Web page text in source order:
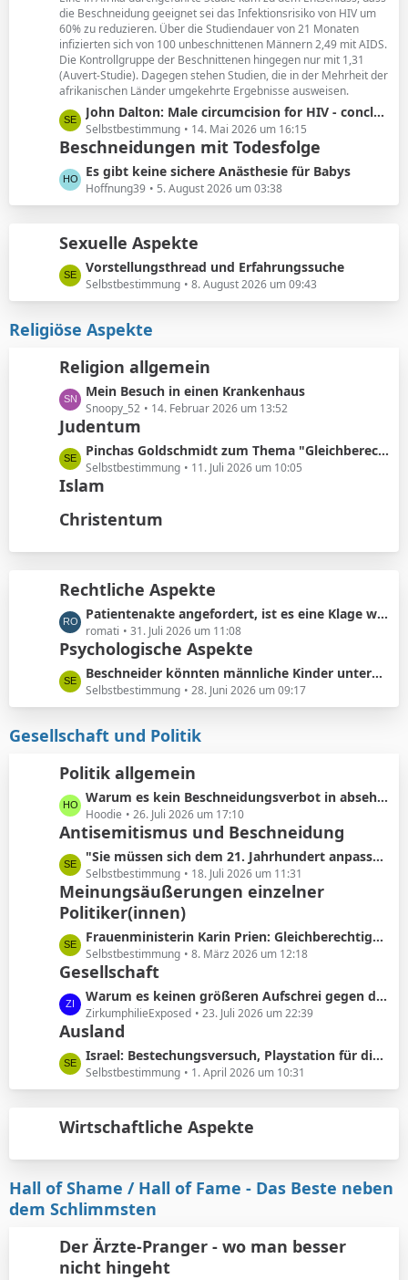
e
i
t
r
ä
g
e
t
e
B
e
i
r
ä
g
e
die Beschneidung geeignet sei das Infektionsrisiko von HIV um
60% zu reduzieren. Über die Studiendauer von 21 Monaten
infizierten sich von 100 unbeschnittenen Männern 2,49 mit AIDS.
Die Kontrollgruppe der Beschnittenen hingegen nur mit 1,31
(Auvert-Studie). Dagegen stehen Studien, die in der Mehrheit der
afrikanischen Länder umgekehrte Ergebnisse ausweisen.
L
e
t
z
t
e
e
t
g
John Dalton: Male circumcision for HIV - conclusions sensitive to assumptions
Selbstbestimmung 14. Mai 2026 um 16:15
Beschneidungen mit Todesfolge
L
e
t
t
e
B
e
t
ä
g
e
Es gibt keine sichere Anästhesie für Babys
Hoffnung39 5. August 2026 um 03:38
Sexuelle Aspekte
L
e
t
z
t
e
B
e
i
t
r
ä
g
Vorstellungsthread und Erfahrungssuche
Selbstbestimmung 8. August 2026 um 09:43
Religiöse Aspekte
Religion allgemein
L
e
z
t
e
e
t
ä
g
e
Mein Besuch in einen Krankenhaus
Snoopy_52 14. Februar 2026 um 13:52
Judentum
L
e
t
t
i
t
r
ä
g
e
Pinchas Goldschmidt zum Thema "Gleichberechtigung von Mann und Frau"
Selbstbestimmung 11. Juli 2026 um 10:05
Islam
Christentum
Rechtliche Aspekte
L
e
t
z
t
e
e
t
r
ä
g
e
Patientenakte angefordert, ist es eine Klage wert?
romati 31. Juli 2026 um 11:08
Psychologische Aspekte
L
e
t
t
e
B
e
i
t
r
ä
g
e
Beschneider könnten männliche Kinder unterbewusst als ihre künftigen Konkurrenten bei der Partnersuche wahrnehmen.
Selbstbestimmung 28. Juni 2026 um 09:17
Gesellschaft und Politik
Politik allgemein
L
e
t
z
t
e
B
e
i
r
ä
g
e
Warum es kein Beschneidungsverbot in absehbarer Zukunft geben wird: Vermeidung von Schmerzensgeld.
Hoodie 26. Juli 2026 um 17:10
Antisemitismus und Beschneidung
L
e
t
z
e
B
e
i
r
ä
g
e
"Sie müssen sich dem 21. Jahrhundert anpassen"
Selbstbestimmung 18. Juli 2026 um 11:31
Meinungsäußerungen einzelner
Politiker(innen)
L
e
t
z
t
e
e
r
ä
g
Frauenministerin Karin Prien: Gleichberechtigung sei ..kein nettes Zugeständnis ..sondern ein Verfassungsauftrag
Selbstbestimmung 8. März 2026 um 12:18
Gesellschaft
L
e
t
z
t
e
e
t
r
ä
g
Warum es keinen größeren Aufschrei gegen die Vorhautbeschneidung gibt.
ZirkumphilieExposed 23. Juli 2026 um 22:39
Ausland
L
e
t
t
B
e
t
r
ä
g
Israel: Bestechungsversuch, Playstation für die werdenden Eltern
Selbstbestimmung 1. April 2026 um 10:31
Wirtschaftliche Aspekte
Hall of Shame / Hall of Fame - Das Beste neben
dem Schlimmsten
Der Ärzte-Pranger - wo man besser
nicht hingeht